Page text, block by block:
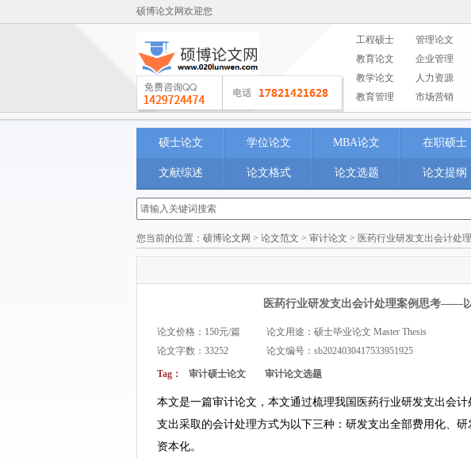
硕博论文网欢迎您
工程硕士 管理论文
教育论文
企业管理
教学论文
人力资源
教育管理
市场营销
硕士论文 学位论文 MBA论文 在职硕士
文献综述 论文格式 论文选题 论文提纲
您当前的位置： 硕博论文网 > 论文范文 > 审计论文 > 医药行业研发支出会计处
医药行业研发支出会计处理案例思考——
论文价格：150元/篇 论文用途：硕士毕业论文 Master Thesis
论文字数：33252
论文编号： sb2024030417533951925
Tag： 审计硕士论文 审计论文选题
本文是一篇审计论文，本文通过梳理我国医药行业研发支出会
支出采取的会计处理方式为以下三种：研发支出全部费用化、
资本化。